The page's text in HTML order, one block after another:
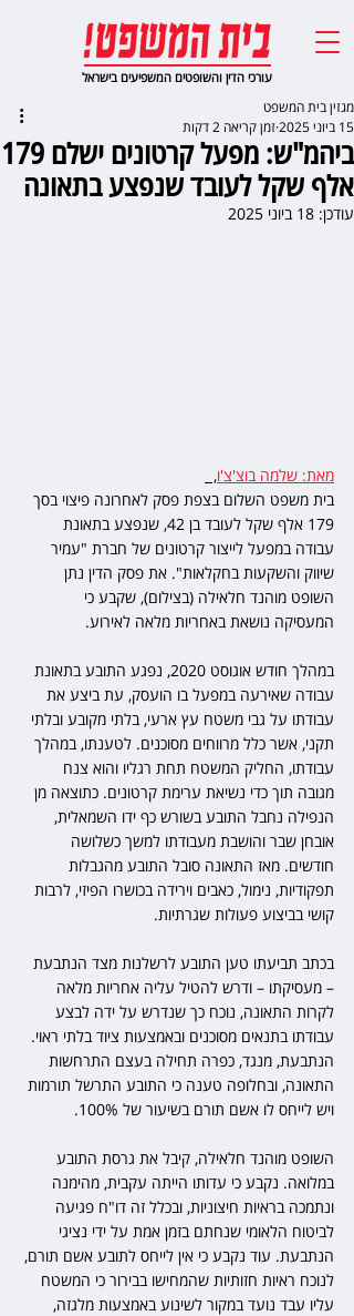
עורכי הדין והשופטים המשפיעים בישראל
ביהמ"ש: מפעל קרטונים ישלם 179
אלף שקל לעובד שנפצע בתאונה
מגזין בית המשפט
15 ביוני 2025
זמן קריאה 2 דקות
עודכן: 18 ביוני 2025
מאת: שלמה בוצ'צ'ו,
בית משפט השלום בצפת פסק לאחרונה פיצוי בסך
179 אלף שקל לעובד בן 42, שנפצע בתאונת
עבודה במפעל לייצור קרטונים של חברת "עמיר
שיווק והשקעות בחקלאות". את פסק הדין נתן
השופט מוהנד חלאילה (בצילום), שקבע כי
המעסיקה נושאת באחריות מלאה לאירוע.
במהלך חודש אוגוסט 2020, נפגע התובע בתאונת
עבודה שאירעה במפעל בו הועסק, עת ביצע את
עבודתו על גבי משטח עץ ארעי, בלתי מקובע ובלתי
תקני, אשר כלל מרווחים מסוכנים. לטענתו, במהלך
עבודתו, החליק המשטח תחת רגליו והוא צנח
מגובה תוך כדי נשיאת ערימת קרטונים. כתוצאה מן
הנפילה נחבל התובע בשורש כף ידו השמאלית,
אובחן שבר והושבת מעבודתו למשך כשלושה
חודשים. מאז התאונה סובל התובע מהגבלות
תפקודיות, נימול, כאבים וירידה בכושרו הפיזי, לרבות
קושי בביצוע פעולות שגרתיות.
בכתב תביעתו טען התובע לרשלנות מצד הנתבעת
– מעסיקתו – ודרש להטיל עליה אחריות מלאה
לקרות התאונה, נוכח כך שנדרש על ידה לבצע
עבודתו בתנאים מסוכנים ובאמצעות ציוד בלתי ראוי.
הנתבעת, מנגד, כפרה תחילה בעצם התרחשות
התאונה, ובחלופה טענה כי התובע התרשל תורמות
ויש לייחס לו אשם תורם בשיעור של 100%.
השופט מוהנד חלאילה, קיבל את גרסת התובע
במלואה. נקבע כי עדותו הייתה עקבית, מהימנה
ונתמכה בראיות חיצוניות, ובכלל זה דו"ח פגיעה
לביטוח הלאומי שנחתם בזמן אמת על ידי נציגי
הנתבעת. עוד נקבע כי אין לייחס לתובע אשם תורם,
לנוכח ראיות חזותיות שהמחישו בבירור כי המשטח
עליו עבד נועד במקור לשינוע באמצעות מלגזה,